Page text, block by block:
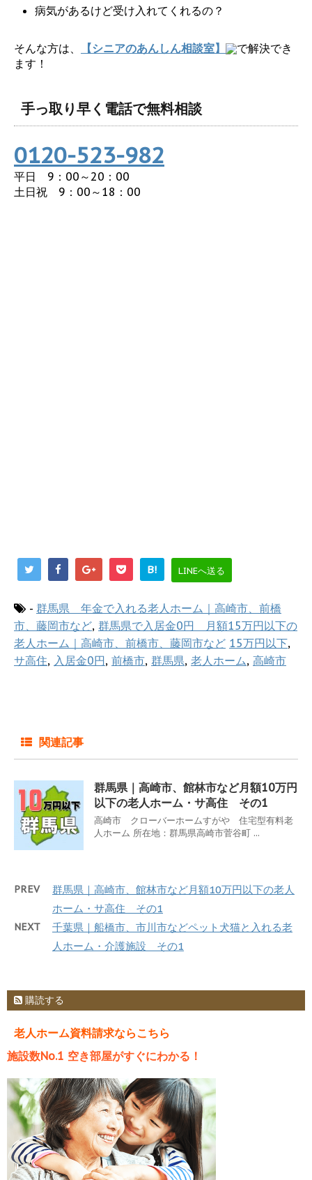
病気があるけど受け入れてくれるの？
そんな方は、 【シニアのあんしん相談室】
で解決でき
ます！
手っ取り早く電話で無料相談
0120-523-982
平日 9：00～20：00
土日祝 9：00～18：00
B! LINEへ送る
- 群馬県 年金で入れる老人ホーム｜高崎市、前橋
市、藤岡市など, 群馬県で入居金0円 月額15万円以下の
老人ホーム｜高崎市、前橋市、藤岡市など 15万円以下,
サ高住, 入居金0円, 前橋市, 群馬県, 老人ホーム, 高崎市
関連記事
群馬県｜高崎市、館林市など月額10万円
以下の老人ホーム・サ高住 その1
高崎市 クローバーホームすがや 住宅型有料老
人ホーム 所在地：群馬県高崎市菅谷町 ...
PREV
群馬県｜高崎市、館林市など月額10万円以下の老人
ホーム・サ高住 その1
NEXT
千葉県｜船橋市、市川市などペット犬猫と入れる老
人ホーム・介護施設 その1
購読する
老人ホーム資料請求ならこちら
施設数No.1 空き部屋がすぐにわかる！